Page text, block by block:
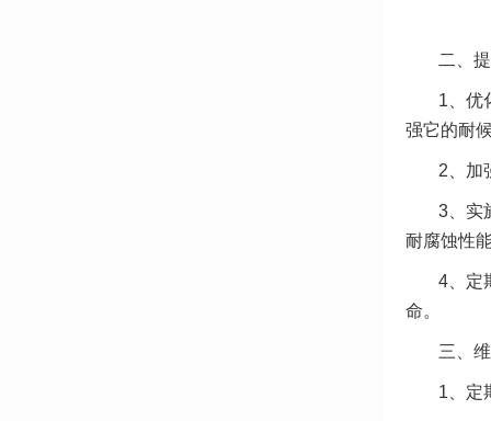
二、
1、优
强它的耐候
2、加
3、实
耐腐蚀性
4、定
命。
三、
1、定